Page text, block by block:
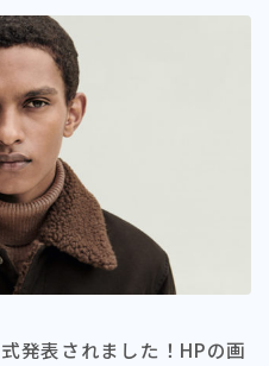
発表されました！HPの画